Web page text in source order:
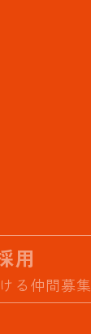
用
る仲間募集